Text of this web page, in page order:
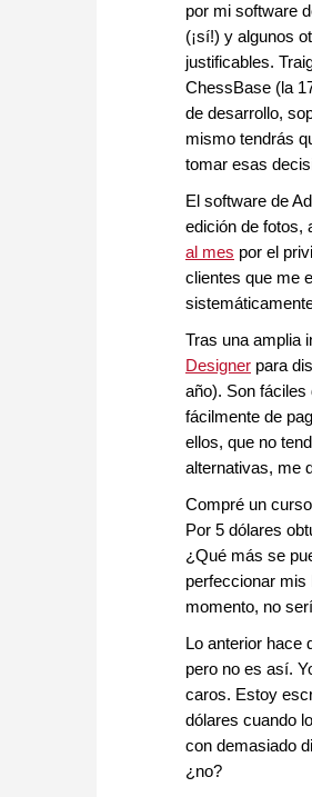
por mi software
(¡sí!) y algunos
justificables.
ChessBase (la
de desarrollo,
mismo tendrás
tomar esas
El software de
edición de fotos,
al mes por el
clientes que me
Tras una amplia
Designer para
año). Son
fácilmente de
ellos, que no
alternativas, me
Compré un
Por 5 dólares
¿Qué más se
perfeccionar mis
momento, no
Lo anterior hace
pero no es así.
caros. Estoy
dólares cuando
con demasiado
¿no?